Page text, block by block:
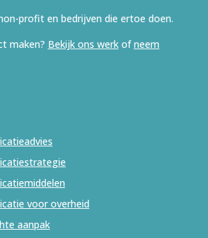
profit en bedrijven die ertoe doen.
maken? Bekijk ons werkofneem
voor overheid
aanpak